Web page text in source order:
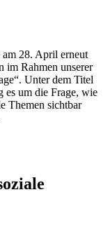
am 28. April erneut
im Rahmen unserer
Unter dem Titel
es um die Frage, wie
Themen sichtbar